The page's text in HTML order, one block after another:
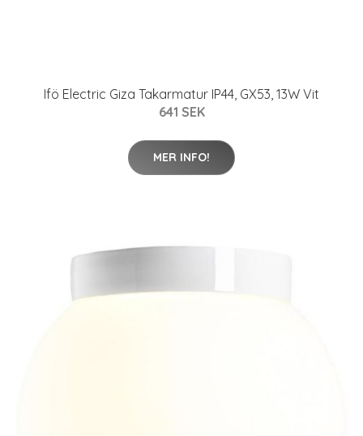
Ifö Electric Giza Takarmatur IP44, GX53, 13W Vit
641 SEK
MER INFO!